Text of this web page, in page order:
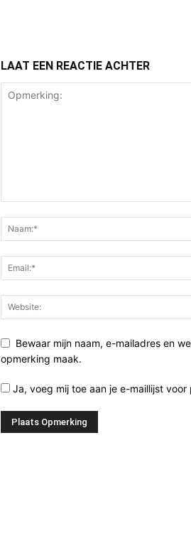
LAAT EEN REACTIE ACHTER
Bewaar mijn naam, e-mailadres en
opmerking maak.
Ja, voeg mij toe aan je e-maillijst voor